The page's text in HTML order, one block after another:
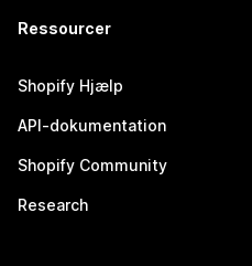
Ressourcer
Shopify Hjælp
API-dokumentation
Shopify Community
Research